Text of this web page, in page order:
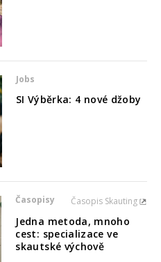
Jobs
SI Výběrka: 4 nové džoby
Časopisy Časopis Skauting
Jedna metoda, mnoho
cest: specializace ve
skautské výchově